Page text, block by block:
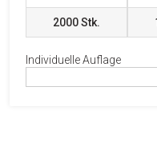
2000Stk.
Individuelle Auflage